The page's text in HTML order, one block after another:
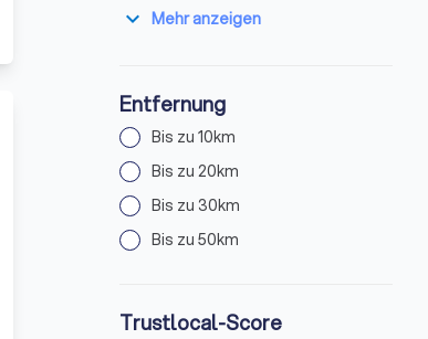
expand_more Mehr anzeigen
Entfernung
Bis zu 10km
Bis zu 20km
Bis zu 30km
Bis zu 50km
Trustlocal-Score